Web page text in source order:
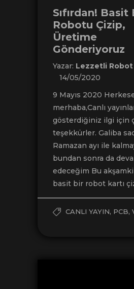
Sıfırdan!
Robotu Çizip,
Üretime
Gönderiyoruz
Yazar: Lezzetli
14/05/2020
9 Mayıs 2020
merhaba,Canlı
gösterdiğiniz ilgi için
teşekkürler. Galiba
Ramazan ayı ile
bundan sonra da
edeceğim Bu akşamki
basit bir robot kartı
CANLI YAYIN, PCB,